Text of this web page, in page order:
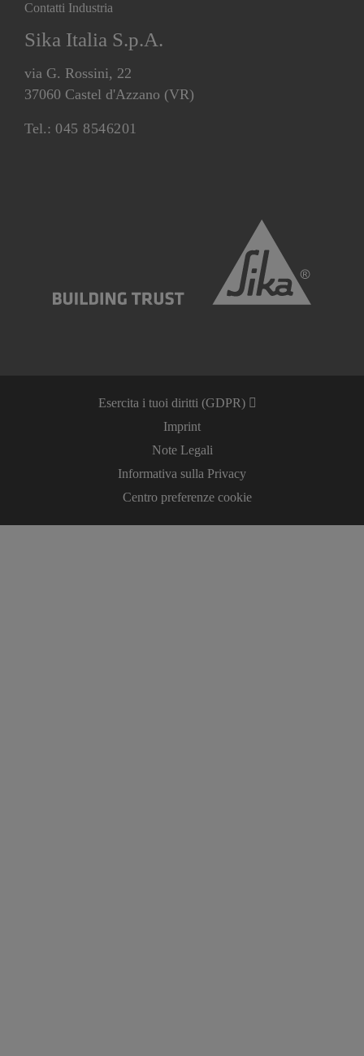
Contatti Industria
Sika Italia S.p.A.
via G. Rossini, 22
37060 Castel d'Azzano (VR)
Tel.: 045 8546201
Esercita i tuoi diritti (GDPR)
Imprint
Note Legali
Informativa sulla Privacy
Centro preferenze cookie